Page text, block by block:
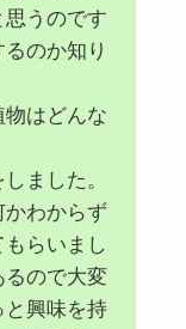
うのです
のか知り
はどんな
ました。
わからず
らいまし
ので大変
と興味を持